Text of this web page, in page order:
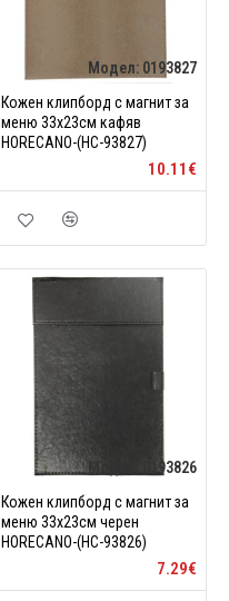
Модел: 0193827
Кожен клипборд с магнит за
меню 33x23см кафяв
HORECANO-(HC-93827)
10.11€
Модел:
0193826
Кожен клипборд с магнит за
меню 33x23см черен
HORECANO-(HC-93826)
7.29€